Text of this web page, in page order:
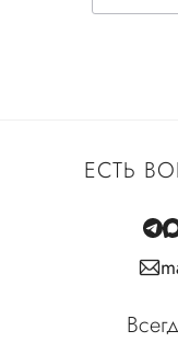
ЕСТЬ